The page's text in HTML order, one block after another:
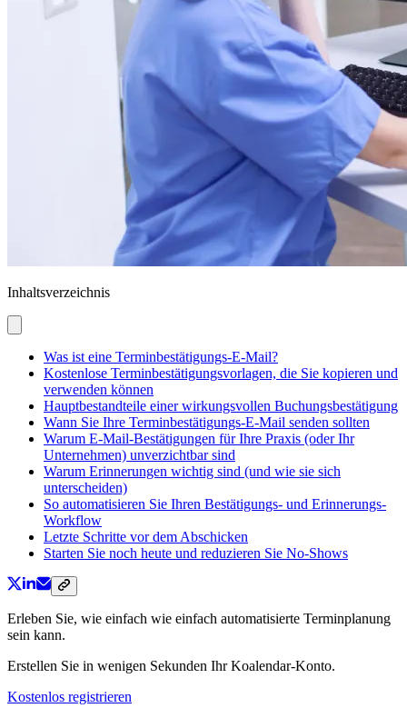
Inhaltsverzeichnis
Was ist eine Terminbestätigungs-E-Mail?
Kostenlose Terminbestätigungsvorlagen, die Sie kopieren und
verwenden können
Hauptbestandteile einer wirkungsvollen Buchungsbestätigung
Wann Sie Ihre Terminbestätigungs-E-Mail senden sollten
Warum E-Mail-Bestätigungen für Ihre Praxis (oder Ihr
Unternehmen) unverzichtbar sind
Warum Erinnerungen wichtig sind (und wie sie sich
unterscheiden)
So automatisieren Sie Ihren Bestätigungs- und Erinnerungs-
Workflow
Letzte Schritte vor dem Abschicken
Starten Sie noch heute und reduzieren Sie No-Shows
Erleben Sie, wie einfach wie einfach automatisierte Terminplanung
sein kann.
Erstellen Sie in wenigen Sekunden Ihr Koalendar-Konto.
Kostenlos registrieren